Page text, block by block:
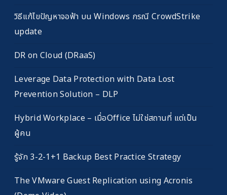
วิธีแก้ไขปัญหาจอฟ้า บน Windows กรณี CrowdStrike
update
DR on Cloud (DRaaS)
Leverage Data Protection with Data Lost
Prevention Solution – DLP
Hybrid Workplace – เมื่อOffice ไม่ใช่สถานที่ แต่เป็น
ผู้คน
รู้จัก 3-2-1+1 Backup Best Practice Strategy
The VMware Guest Replication using Acronis